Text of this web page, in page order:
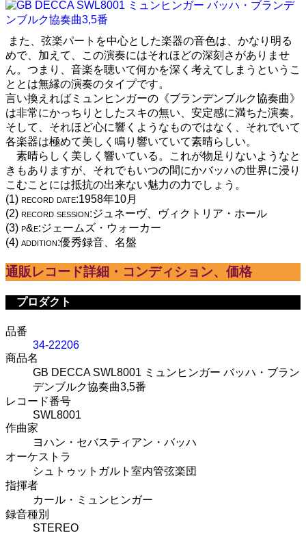
また、弦楽パートを中心とした楽器の音色は、かなり明る
めで、加えて、この演奏にはそれほどの深刻さがありませ
ん。つまり、音楽を聴いて何かを深く考えてしまうというこ
ととは無縁の演奏のタイプです。
言い換えればミュンヒンガーの《ブランデンブルク協奏曲》
は非常にかっちりとしたスキの無い、安定感に満ちた演奏。
そして、それほど心に響くようなものではなく、それでいて
各楽器は極めて美しく鳴り響いていて素晴らしい。
素晴らしく美しく響いている。これが物足りないようなと
きもありますが、それでもいつの間にかバッハの世界に浸り
こむことには抵抗の出来ない魅力の力でしょう。
(1) record date:1958年10月
(2) record session:ジュネーヴ、ヴィクトリア・ホール
(3) p&e:ジェームズ・ウォーカー
(4) addition:優秀録音、名盤
通販レコード詳細・コンディション、価格
プロダクト
品番
34-22206
商品名
GB DECCA SWL8001 ミュンヒンガー バッハ・ブラン
デンブルク協奏曲3,5番
レコード番号
SWL8001
作曲家
ヨハン・セバスティアン・バッハ
オーケストラ
シュトゥットガルト室内管弦楽団
指揮者
カール・ミュンヒンガー
録音種別
STEREO